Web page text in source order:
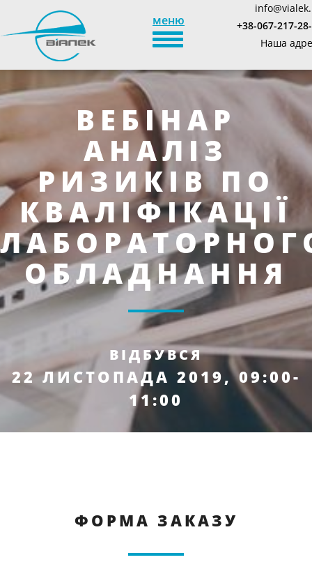
меню
TOGGLE_NAVIGATION
+38-067-217-
Наша
ВЕБІНАР
АНАЛІЗ
РИЗИКІВ ПО
КВАЛІФІКАЦІЇ
ОБЛАДНАННЯ
ВІДБУВСЯ
22 ЛИСТОПАДА 2019, 09:00-
11:00
ФОРМА ЗАКАЗУ